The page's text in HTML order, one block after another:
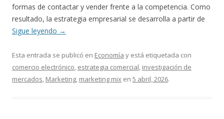
formas de contactar y vender frente a la competencia. Como
resultado, la estrategia empresarial se desarrolla a partir de
Sigue leyendo →
Esta entrada se publicó en Economía y está etiquetada con
comercio electrónico, estrategia comercial, investigación de
mercados, Marketing, marketing mix en 5 abril, 2026.